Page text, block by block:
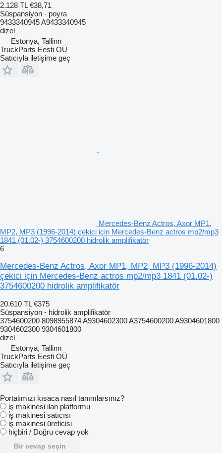
2.128 TL €38,71
Süspansiyon - poyra
9433340945 A9433340945
dizel
Estonya, Tallinn
TruckParts Eesti OÜ
Satıcıyla iletişime geç
Mercedes-Benz Actros, Axor MP1,
MP2, MP3 (1996-2014) çekici için Mercedes-Benz actros mp2/mp3
1841 (01.02-) 3754600200 hidrolik amplifikatör
6
Mercedes-Benz Actros, Axor MP1, MP2, MP3 (1996-2014)
çekici için Mercedes-Benz actros mp2/mp3 1841 (01.02-)
3754600200 hidrolik amplifikatör
20.610 TL €375
Süspansiyon - hidrolik amplifikatör
3754600200 8098955874 A9304602300 A3754600200 A9304601800
9304602300 9304601800
dizel
Estonya, Tallinn
TruckParts Eesti OÜ
Satıcıyla iletişime geç
Portalımızı kısaca nasıl tanımlarsınız?
i̇ş makinesi ilan platformu
i̇ş makinesi satıcısı
i̇ş makinesi üreticisi
hiçbiri / Doğru cevap yok
Bir cevap seçin